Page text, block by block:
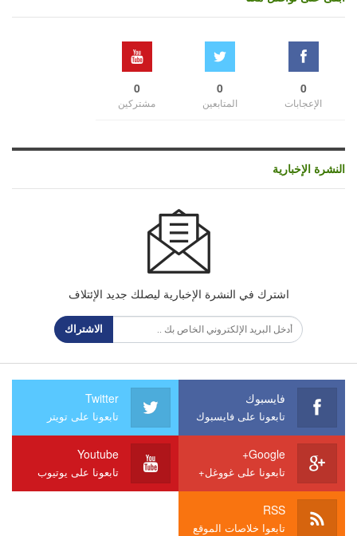
0
الإعجابات
0
المتابعين
0
مشتركين
النشرة الإخبارية
اشترك في النشرة الإخبارية ليصلك جديد الإئتلاف
الاشتراك
فايسبوك
تابعونا على فايسبوك
Twitter
تابعونا على تويتر
Google+
تابعونا على غووغل+
Youtube
تابعونا على يوتيوب
RSS
تابعوا خلاصات الموقع